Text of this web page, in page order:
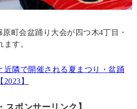
町会盆踊り大会が四つ木4丁目・
す。
近隣で開催される夏まつり・盆踊
】